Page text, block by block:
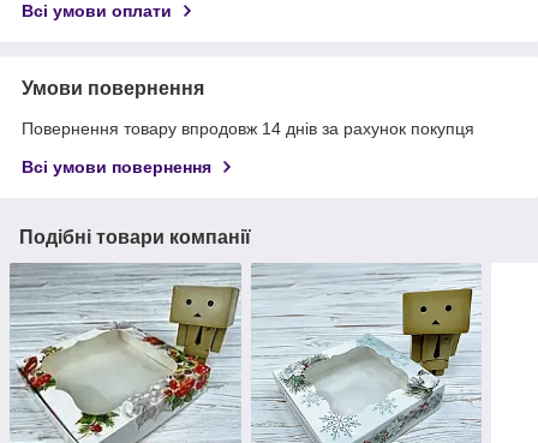
Всі умови оплати
Умови повернення
Повернення товару впродовж 14 днів за рахунок покупця
Всі умови повернення
Подібні товари компанії